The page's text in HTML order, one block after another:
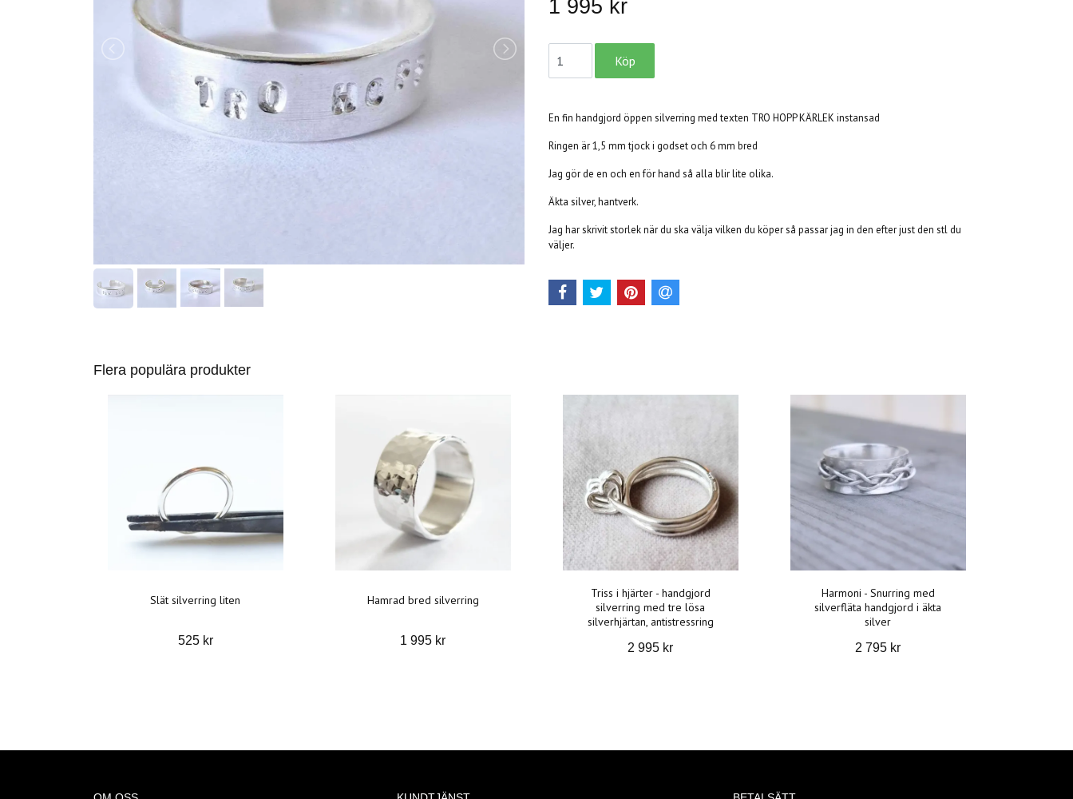
1 995 kr
En fin handgjord öppen silverring med texten TRO HOPP KÄRLEK instansad
Ringen är 1,5 mm tjock i godset och 6 mm bred
Jag gör de en och en för hand så alla blir lite olika.
Äkta silver, hantverk.
Jag har skrivit storlek när du ska välja vilken du köper så passar jag in den efter just den stl du
väljer.
Flera populära produkter
Slät silverring liten
525 kr
Hamrad bred silverring
1 995 kr
Triss i hjärter - handgjord
silverring med tre lösa
silverhjärtan, antistressring
2 995 kr
Harmoni - Snurring med
silverfläta handgjord i äkta
silver
2 795 kr